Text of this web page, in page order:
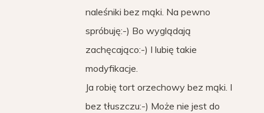
naleśniki bez mąki. Na pewno
spróbuję:-) Bo wyglądają
zachęcająco:-) I lubię takie
modyfikacje.
Ja robię tort orzechowy bez mąki. I
bez tłuszczu:-) Może nie jest do